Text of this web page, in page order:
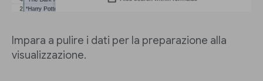
Impara a pulire i dati per la preparazione alla
visualizzazione.